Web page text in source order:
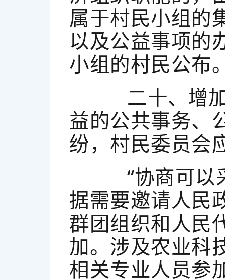
属于村民小组的
以及公益事项的
小组的村民公布
二十、增加
益的公共事务、
纷，村民委员会
“协商可以
据需要邀请人民
群团组织和人民
加。涉及农业科
相关专业人员参